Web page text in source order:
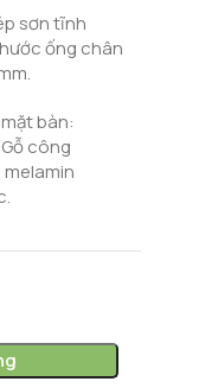
sơn tĩnh
ống chân
bàn:
công